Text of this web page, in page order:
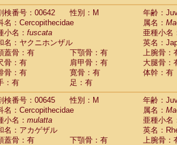
検番号：00642
性別：M
年齢：
名：Cercopithecidae
属名：
小名： fuscata
亜種小名
名：ヤクニホンザル
英名：
蓋骨：有
下顎骨：有
上腕骨：
骨：有
肩甲骨：有
大腿骨：
骨：有
寛骨：有
体幹：有
：有
足：有
検番号：00645
性別：M
年齢：
名：Cercopithecidae
属名：
小名： mulatta
亜種小名
名：アカゲザル
英名：
蓋骨：有
下顎骨：有
上腕骨：